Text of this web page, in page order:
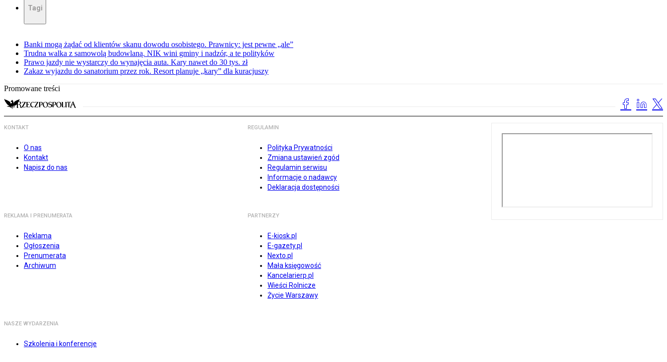
Tagi
Banki mogą żądać od klientów skanu dowodu osobistego. Prawnicy: jest pewne „ale”
Trudna walka z samowolą budowlaną. NIK wini gminy i nadzór, a te polityków
Prawo jazdy nie wystarczy do wynajęcia auta. Kary nawet do 30 tys. zł
Zakaz wyjazdu do sanatorium przez rok. Resort planuje „kary” dla kuracjuszy
Promowane treści
KONTAKT
O nas
Kontakt
Napisz do nas
REGULAMIN
Polityka Prywatności
Zmiana ustawień zgód
Regulamin serwisu
Informacje o nadawcy
Deklaracja dostępności
REKLAMA I PRENUMERATA
Reklama
Ogłoszenia
Prenumerata
Archiwum
PARTNERZY
E-kiosk.pl
E-gazety.pl
Nexto.pl
Mała księgowość
Kancelarierp.pl
Wieści Rolnicze
Życie Warszawy
NASZE WYDARZENIA
Szkolenia i konferencje